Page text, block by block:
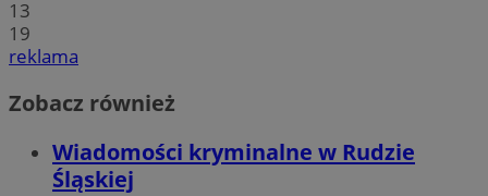
13
19
reklama
Zobacz również
Wiadomości kryminalne w Rudzie
Śląskiej